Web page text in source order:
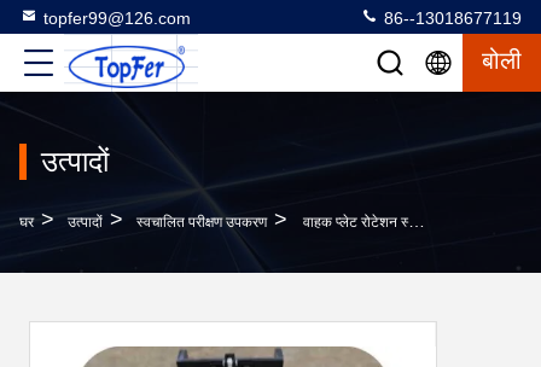
topfer99@126.com 86--13018677119
बोली
उत्पादों
घर > उत्पादों > स्वचालित परीक्षण उपकरण > वाहक प्लेट रोटेशन स्वचालित परीक्षण फिक्स्चर के लिए सर्किट बोर्ड OEM